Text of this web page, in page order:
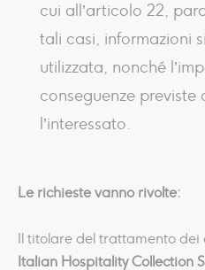
cui all’articolo 22,
tali casi, informazioni
utilizzata, nonché
conseguenze
l’interessato.
Le richieste vanno rivolte:
Il titolare del trattamento
Italian Hospitality Collection